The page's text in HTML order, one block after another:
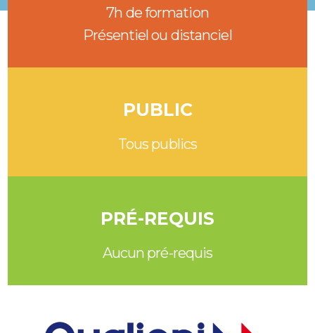
7h de formation
Présentiel ou distanciel
PUBLIC
Tous publics
PRÉ-REQUIS
Aucun pré-requis